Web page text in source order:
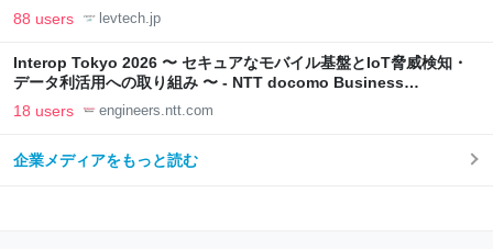
LAB
88 users levtech.jp
Interop Tokyo 2026 〜 セキュアなモバイル基盤とIoT脅威検知・
データ利活用への取り組み 〜 - NTT docomo Business
Engineers' Blog
18 users engineers.ntt.com
企業メディアをもっと読む